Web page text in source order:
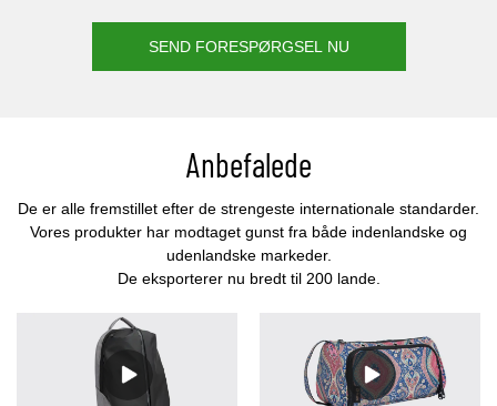
SEND FORESPØRGSEL NU
Anbefalede
De er alle fremstillet efter de strengeste internationale standarder.
Vores produkter har modtaget gunst fra både indenlandske og
udenlandske markeder.
De eksporterer nu bredt til 200 lande.